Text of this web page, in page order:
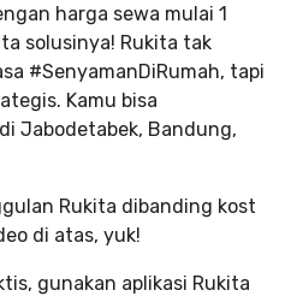
harga sewa mulai 1
solusinya! Rukita tak
#SenyamanDiRumah, tapi
Kamu bisa
Jabodetabek, Bandung,
Rukita dibanding kost
di atas, yuk!
gunakan aplikasi Rukita